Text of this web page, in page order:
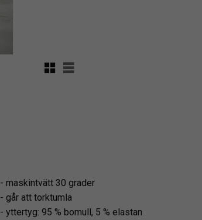
Rutnätsvy
Listvy
- maskintvätt 30 grader
- går att torktumla
- yttertyg: 95 % bomull, 5 % elastan